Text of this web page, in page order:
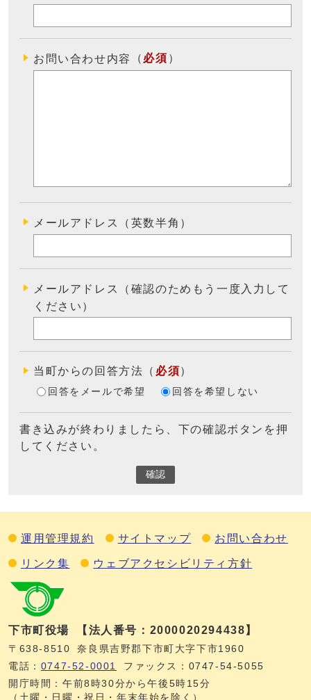
お問い合わせ内容 （ 必須 ）
メールアドレス（英数半角）
メールアドレス（確認のためもう一度入力して
ください）
当町からの回答方法 （ 必須）
回答をメールで希望 回答を希望しない
書き込みが終わりましたら、下の確認ボタンを押
してください。
確認
運用管理規約 サイトマップ お問い合わせ
リンク集 ウェブアクセシビリティ方針
下市町役場 【法人番号：2000020294438】
〒638-8510
奈良県吉野郡下市町大字下市1960
電話： 0747‐52‐0001
ファックス：0747‐54‐5055
開庁時間：午前8時30分から午後5時15分
（土曜・日曜・祝日・年末年始を除く）